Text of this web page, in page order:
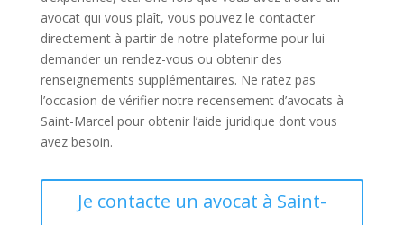
avocat qui vous plaît, vous pouvez le contacter
directement à partir de notre plateforme pour lui
demander un rendez-vous ou obtenir des
renseignements supplémentaires. Ne ratez pas
l’occasion de vérifier notre recensement d’avocats à
Saint-Marcel pour obtenir l’aide juridique dont vous
avez besoin.
Je contacte un avocat à Saint-